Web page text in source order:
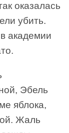
оказалась
убить.
академии
Эбель
яблока,
Жаль